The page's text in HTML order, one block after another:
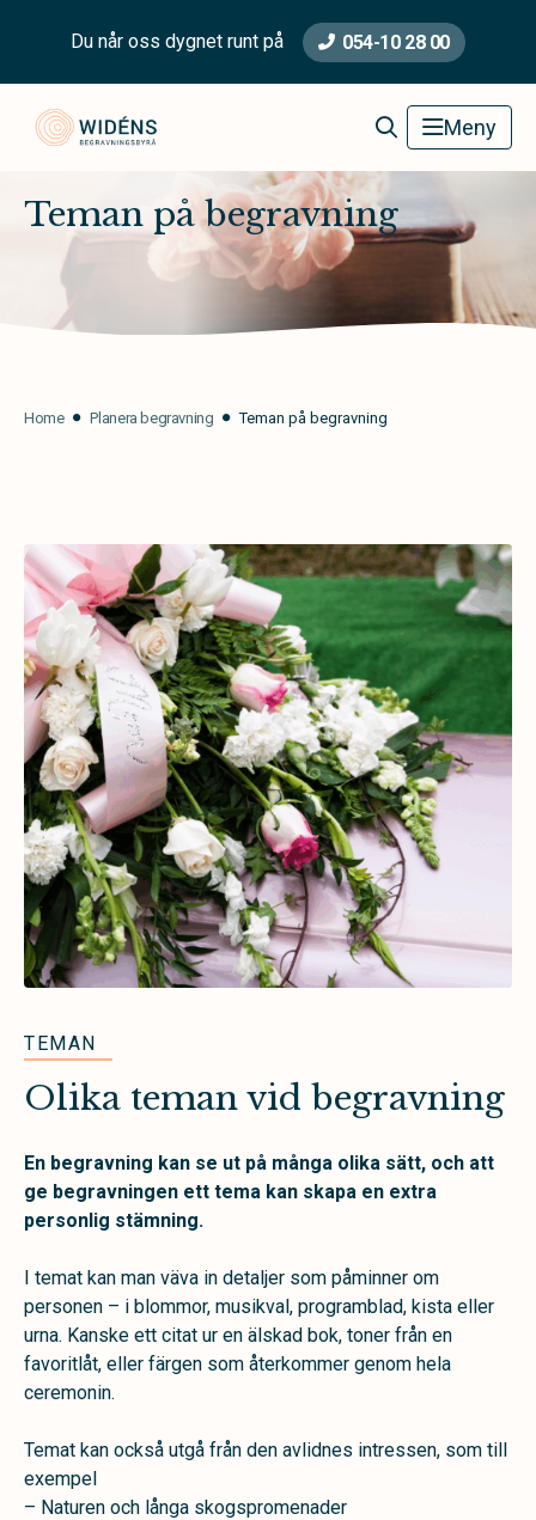
Du når oss dygnet runt på 054-10 28 00
Widéns Begravningsbyrå Meny
Teman på begravning
Home Planera begravning Teman på begravning
TEMAN
Olika teman vid begravning
En begravning kan se ut på många olika sätt, och att
ge begravningen ett tema kan skapa en extra
personlig stämning.
I temat kan man väva in detaljer som påminner om
personen – i blommor, musikval, programblad, kista eller
urna. Kanske ett citat ur en älskad bok, toner från en
favoritlåt, eller färgen som återkommer genom hela
ceremonin.
Temat kan också utgå från den avlidnes intressen, som till
exempel
– Naturen och långa skogspromenader